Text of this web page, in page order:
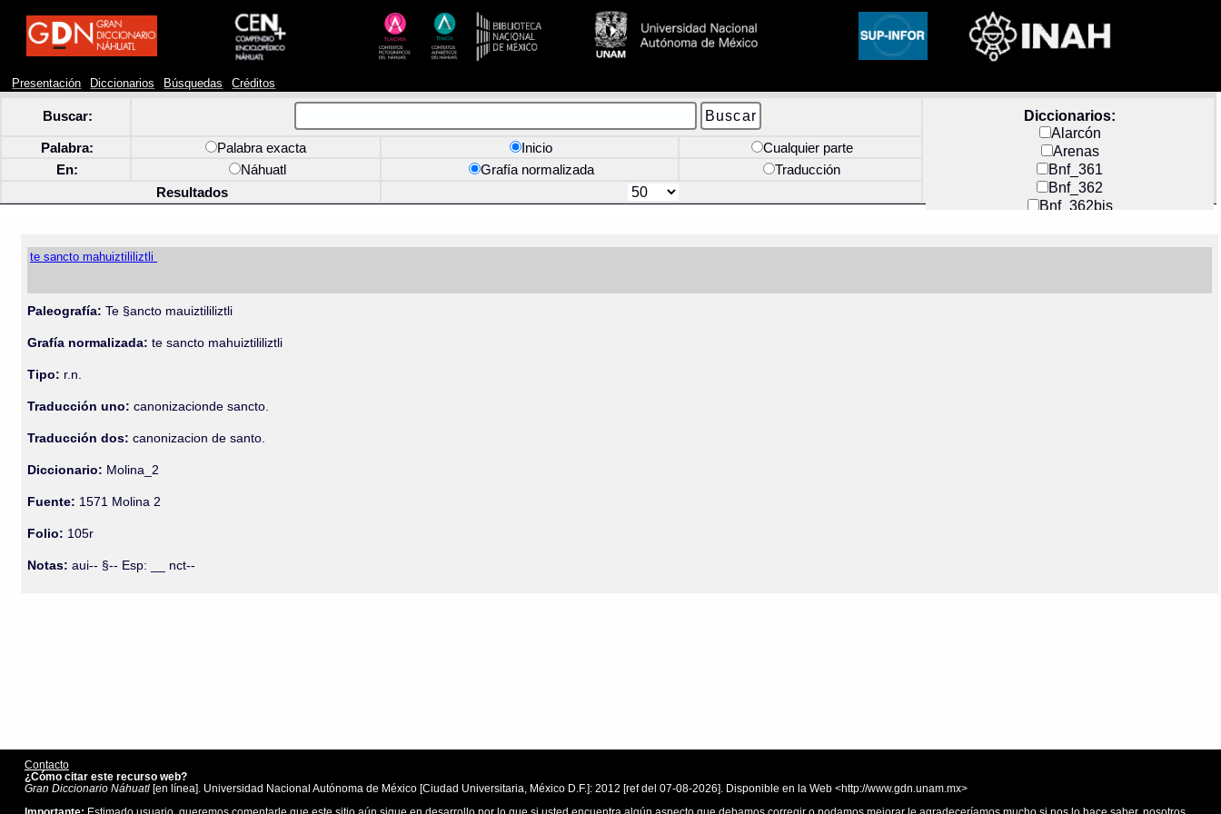
Presentación Diccionarios Búsquedas Créditos
Buscar:
Diccionarios:
Alarcón
Arenas
Bnf_361
Bnf_362
Bnf_362bis
Docs_México
Palabra: Palabra exacta Inicio
Cualquier parte
En:
Náhuatl Grafía normalizada
Traducción
Resultados
te sancto mahuiztililiztli
Paleografía: Te §ancto mauiztililiztli
Grafía normalizada: te sancto mahuiztililiztli
Tipo: r.n.
Traducción uno: canonizacionde sancto.
Traducción dos: canonizacion de santo.
Diccionario: Molina_2
Fuente: 1571 Molina 2
Folio: 105r
Notas: aui-- §-- Esp: __ nct--
Contacto
¿Cómo citar este recurso web?
Gran Diccionario Náhuatl[en línea]. Universidad Nacional Autónoma de México [Ciudad Universitaria, México D.F.]: 2012 [ref del 07-08-2026]. Disponible en la Web <http://www.gdn.unam.mx>